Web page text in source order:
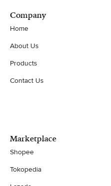
Company
Home
About Us
Products
Contact Us
Marketplace
Shopee
Tokopedia